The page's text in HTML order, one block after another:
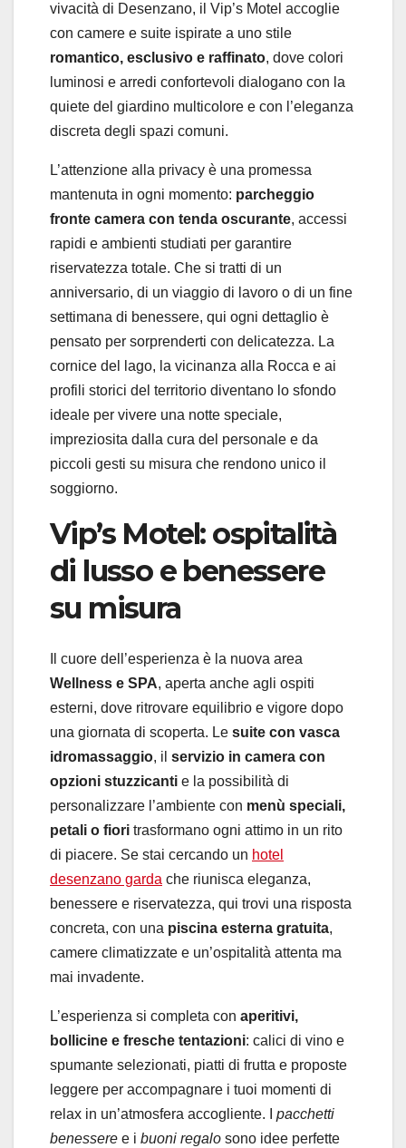
vivacità di Desenzano, il Vip’s Motel accoglie
con camere e suite ispirate a uno stile
romantico, esclusivo e raffinato, dove colori
luminosi e arredi confortevoli dialogano con la
quiete del giardino multicolore e con l’eleganza
discreta degli spazi comuni.
L’attenzione alla privacy è una promessa
mantenuta in ogni momento: parcheggio
fronte camera con tenda oscurante, accessi
rapidi e ambienti studiati per garantire
riservatezza totale. Che si tratti di un
anniversario, di un viaggio di lavoro o di un fine
settimana di benessere, qui ogni dettaglio è
pensato per sorprenderti con delicatezza. La
cornice del lago, la vicinanza alla Rocca e ai
profili storici del territorio diventano lo sfondo
ideale per vivere una notte speciale,
impreziosita dalla cura del personale e da
piccoli gesti su misura che rendono unico il
soggiorno.
Vip’s Motel: ospitalità
di lusso e benessere
su misura
Il cuore dell’esperienza è la nuova area
Wellness e SPA, aperta anche agli ospiti
esterni, dove ritrovare equilibrio e vigore dopo
una giornata di scoperta. Le suite con vasca
idromassaggio, il servizio in camera con
opzioni stuzzicanti e la possibilità di
personalizzare l’ambiente con menù speciali,
petali o fiori trasformano ogni attimo in un rito
di piacere. Se stai cercando un hotel
desenzano garda che riunisca eleganza,
benessere e riservatezza, qui trovi una risposta
concreta, con una piscina esterna gratuita,
camere climatizzate e un’ospitalità attenta ma
mai invadente.
L’esperienza si completa con aperitivi,
bollicine e fresche tentazioni: calici di vino e
spumante selezionati, piatti di frutta e proposte
leggere per accompagnare i tuoi momenti di
relax in un’atmosfera accogliente. I pacchetti
benessere e i buoni regalo sono idee perfette